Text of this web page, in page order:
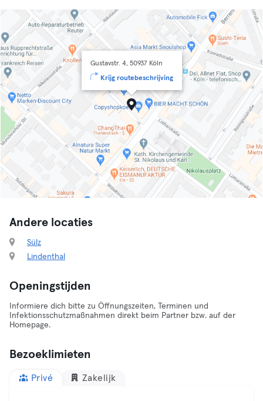
Gustavstr. 4, 50937 Köln
Krijg routebeschrijving
Andere locaties
Sülz
Lindenthal
Openingstijden
Informiere dich bitte zu Öffnungszeiten, Terminen und
Infektionsschutzmaßnahmen direkt beim Partner bzw. auf der
Homepage.
Bezoeklimieten
Privé Zakelijk